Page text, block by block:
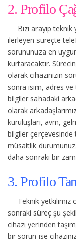
2. Profilo
Bizi arayıp
ilerleyen süreçte
sorununuza en
kurtaracaktır.
olarak cihazınızın
sonra isim, adres ve
bilgiler sahadaki
olarak
kuruluşları, avm,
bilgiler
müsaitlik
daha sonraki bir
3. Profilo
Teknik yetkilimiz
sonraki süreç şu
cihazı yerinden
bir sorun ise